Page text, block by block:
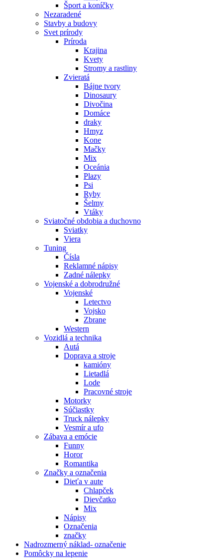
Šport a koníčky
Nezaradené
Stavby a budovy
Svet prírody
Príroda
Krajina
Kvety
Stromy a rastliny
Zvieratá
Bájne tvory
Dinosaury
Divočina
Domáce
draky
Hmyz
Kone
Mačky
Mix
Oceánia
Plazy
Psi
Ryby
Šelmy
Vtáky
Sviatočné obdobia a duchovno
Sviatky
Viera
Tuning
Čísla
Reklamné nápisy
Zadné nálepky
Vojenské a dobrodružné
Vojenské
Letectvo
Vojsko
Zbrane
Western
Vozidlá a technika
Autá
Doprava a stroje
kamióny
Lietadlá
Lode
Pracovné stroje
Motorky
Súčiastky
Truck nálepky
Vesmír a ufo
Zábava a emócie
Funny
Horor
Romantika
Značky a označenia
Dieťa v aute
Chlapček
Dievčatko
Mix
Nápisy
Označenia
značky
Nadrozmerný náklad- označenie
Pomôcky na lepenie